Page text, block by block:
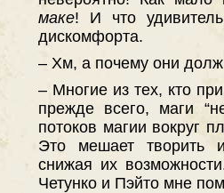
маке! И что
дискомфорта.
– Хм, а почему они
– Многие из тех, кто
прежде всего, маги
потоков магии вокруг
Это мешает творить
снижая их
Четунко и Пэйто мне